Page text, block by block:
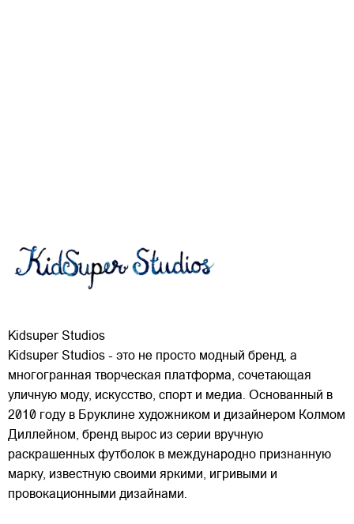
Kidsuper Studios
Kidsuper Studios - это не просто модный бренд, а
многогранная творческая платформа, сочетающая
уличную моду, искусство, спорт и медиа. Основанный в
2010 году в Бруклине художником и дизайнером Колмом
Диллейном, бренд вырос из серии вручную
раскрашенных футболок в международно признанную
марку, известную своими яркими, игривыми и
провокационными дизайнами.